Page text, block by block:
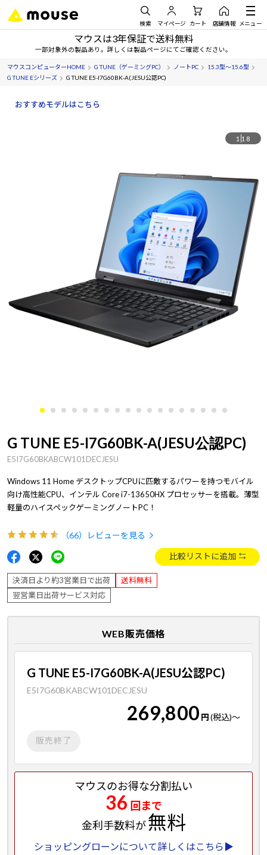
検索 マイページ カート 店舗情報 メニュー
マウスは3年保証で送料無料
一部対象外の製品あり。詳しくは製品ページにてご確認ください。
マウスコンピューターHOME G TUNE（ゲーミングPC） ノートPC
15.3型～15.6型
G TUNE Eシリーズ
G TUNE E5-I7G60BK-A(JESU公認PC)
おすすめモデルはこちら
1 18
G TUNE E5-I7G60BK-A(JESU公認PC)
E5I7G60BKABCW101DECJESU
Windows 11 Home デスクトップCPUに匹敵するパワーを持つモバイル
向け高性能CPU、インテル Core i7-13650HX プロセッサーを搭載。薄型
軽量のハイスペックゲーミングノートPC！
（66） レビューを見る
比較リストに追加
決済日より約3営業日で出荷
送料無料
翌営業日出荷サービス対応
WEB販売価格
G TUNE E5-I7G60BK-A(JESU公認PC)
E5I7G60BKABCW101DECJESU
269,800 円(税込)～
販売終了
マウスのお得な分割払い
36 回まで
金利手数料が無料
ショッピングローンについて詳しくはこちら▶